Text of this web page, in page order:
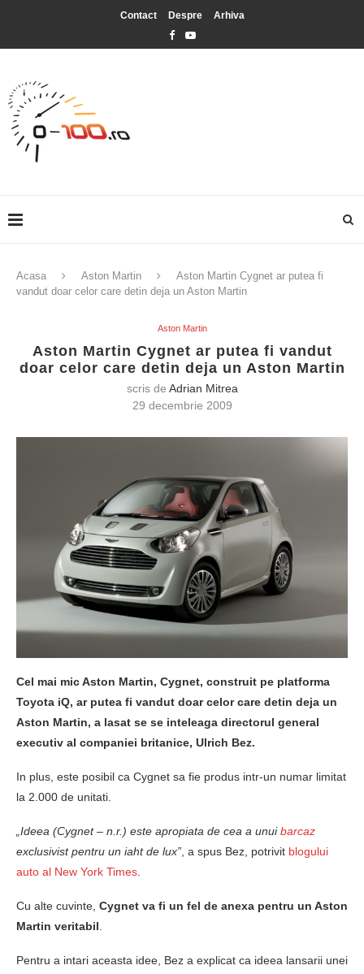
Contact Despre Arhiva
Acasa Aston Martin
Aston Martin Cygnet ar putea fi
vandut doar celor care detin deja un Aston Martin
Aston Martin
Aston Martin Cygnet ar putea fi vandut
doar celor care detin deja un Aston Martin
scris de Adrian Mitrea
29 decembrie 2009
Cel mai mic Aston Martin, Cygnet, construit pe platforma
Toyota iQ, ar putea fi vandut doar celor care detin deja un
Aston Martin, a lasat se se inteleaga directorul general
executiv al companiei britanice, Ulrich Bez.
In plus, este posibil ca Cygnet sa fie produs intr-un numar limitat
la 2.000 de unitati.
„Ideea (Cygnet – n.r.) este apropiata de cea a unuibarcaz
exclusivist pentru un iaht de lux” , a spus Bez, potrivit blogului
auto al New York Times
Cu alte cuvinte, Cygnet va fi un fel de anexa pentru un Aston
Martin veritabil
Pentru a intari aceasta idee, Bez a explicat ca ideea lansarii unei